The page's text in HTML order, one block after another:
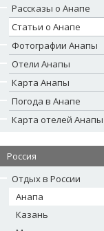
Рассказы о Анапе
Статьи о Анапе
Фотографии Анапы
Отели Анапы
Карта Анапы
Погода в Анапе
Карта отелей Анапы
Россия
Отдых в России
Анапа
Казань